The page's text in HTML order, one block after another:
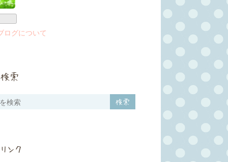
ログについて
検索
リンク